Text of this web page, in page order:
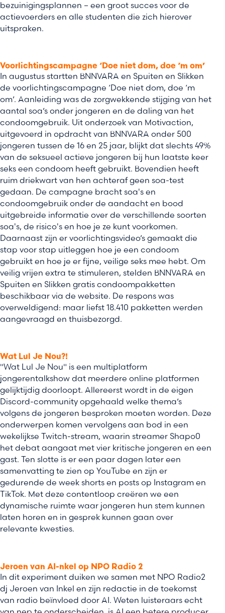
bezuinigingsplannen – een groot succes voor de
actievoerders en alle studenten die zich hierover
uitspraken.
Voorlichtingscampagne ‘Doe niet dom, doe ‘m om’
In augustus startten BNNVARA en Spuiten en Slikken
de voorlichtingscampagne ‘Doe niet dom, doe ‘m
om’. Aanleiding was de zorgwekkende stijging van het
aantal soa’s onder jongeren en de daling van het
condoomgebruik. Uit onderzoek van Motivaction,
uitgevoerd in opdracht van BNNVARA onder 500
jongeren tussen de 16 en 25 jaar, blijkt dat slechts 49%
van de seksueel actieve jongeren bij hun laatste keer
seks een condoom heeft gebruikt. Bovendien heeft
ruim driekwart van hen achteraf geen soa-test
gedaan. De campagne bracht soa's en
condoomgebruik onder de aandacht en bood
uitgebreide informatie over de verschillende soorten
soa's, de risico's en hoe je ze kunt voorkomen.
Daarnaast zijn er voorlichtingsvideo’s gemaakt die
stap voor stap uitleggen hoe je een condoom
gebruikt en hoe je er fijne, veilige seks mee hebt. Om
veilig vrijen extra te stimuleren, stelden BNNVARA en
Spuiten en Slikken gratis condoompakketten
beschikbaar via de website. De respons was
overweldigend: maar liefst 18.410 pakketten werden
aangevraagd en thuisbezorgd.
Wat Lul Je Nou?!
"Wat Lul Je Nou" is een multiplatform
jongerentalkshow dat meerdere online platformen
gelijktijdig doorloopt. Allereerst wordt in de eigen
Discord-community opgehaald welke thema’s
volgens de jongeren besproken moeten worden. Deze
onderwerpen komen vervolgens aan bod in een
wekelijkse Twitch-stream, waarin streamer Shapo0
het debat aangaat met vier kritische jongeren en een
gast. Ten slotte is er een paar dagen later een
samenvatting te zien op YouTube en zijn er
gedurende de week shorts en posts op Instagram en
TikTok. Met deze contentloop creëren we een
dynamische ruimte waar jongeren hun stem kunnen
laten horen en in gesprek kunnen gaan over
relevante kwesties.
Jeroen van AI-nkel op NPO Radio 2
In dit experiment duiken we samen met NPO Radio2
dj Jeroen van Inkel en zijn redactie in de toekomst
van radio beïnvloed door AI. Weten luisteraars echt